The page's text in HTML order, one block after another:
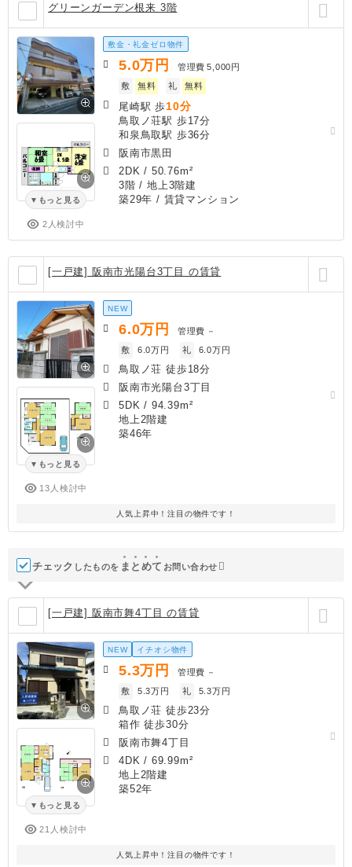
グリーンガーデン根来 3階
もっと見る
2人検討中
敷金・礼金ゼロ物件
5.0万円 管理費 5,000円
敷
無料 礼 無料
尾崎駅 歩10分
鳥取ノ荘駅 歩17分
和泉鳥取駅 歩36分
阪南市黒田
2DK / 50.76m²
3階 / 地上3階建
築29年 / 賃貸マンション
[一戸建] 阪南市光陽台3丁目 の賃貸
もっと見る
13人検討中
NEW
6.0万円 管理費 －
敷
6.0万円 礼 6.0万円
鳥取ノ荘 徒歩18分
阪南市光陽台3丁目
5DK / 94.39m²
地上2階建
築46年
人気上昇中！注目の物件です！
チェック したものを ま と めて お問い合わせ
[一戸建] 阪南市舞4丁目 の賃貸
もっと見る
21人検討中
NEW イチオシ物件
5.3万円 管理費 －
敷
5.3万円 礼 5.3万円
鳥取ノ荘 徒歩23分
箱作 徒歩30分
阪南市舞4丁目
4DK / 69.99m²
地上2階建
築52年
人気上昇中！注目の物件です！